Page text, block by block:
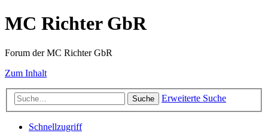
MC Richter GbR
Forum der MC Richter GbR
Zum Inhalt
Suche Erweiterte Suche
Schnellzugriff